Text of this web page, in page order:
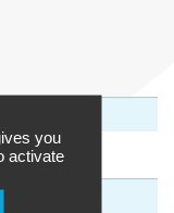
you
activate